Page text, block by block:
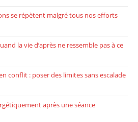
se répètent malgré tous nos efforts
la vie d’après ne ressemble pas à ce
conflit : poser des limites sans escalade
après une séance